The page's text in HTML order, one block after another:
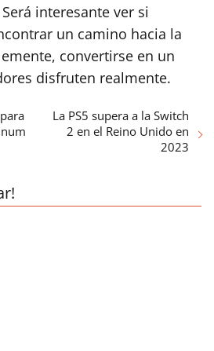
interesante ver si
un camino hacia la
convertirse en un
disfruten realmente.
La PS5 supera a la Switch
2 en el Reino Unido en
2023